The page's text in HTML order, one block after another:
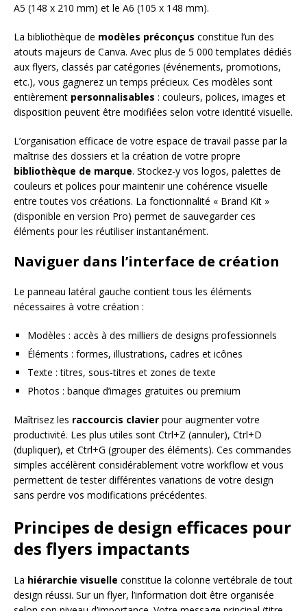
A5 (148 x 210 mm) et le A6 (105 x 148 mm).
La bibliothèque de modèles préconçus constitue l’un des
atouts majeurs de Canva. Avec plus de 5 000 templates dédiés
aux flyers, classés par catégories (événements, promotions,
etc.), vous gagnerez un temps précieux. Ces modèles sont
entièrement personnalisables : couleurs, polices, images et
disposition peuvent être modifiées selon votre identité visuelle.
L’organisation efficace de votre espace de travail passe par la
maîtrise des dossiers et la création de votre propre
bibliothèque de marque. Stockez-y vos logos, palettes de
couleurs et polices pour maintenir une cohérence visuelle
entre toutes vos créations. La fonctionnalité « Brand Kit »
(disponible en version Pro) permet de sauvegarder ces
éléments pour les réutiliser instantanément.
Naviguer dans l’interface de création
Le panneau latéral gauche contient tous les éléments
nécessaires à votre création :
Modèles : accès à des milliers de designs professionnels
Éléments : formes, illustrations, cadres et icônes
Texte : titres, sous-titres et zones de texte
Photos : banque d’images gratuites ou premium
Maîtrisez les raccourcis clavier pour augmenter votre
productivité. Les plus utiles sont Ctrl+Z (annuler), Ctrl+D
(dupliquer), et Ctrl+G (grouper des éléments). Ces commandes
simples accélèrent considérablement votre workflow et vous
permettent de tester différentes variations de votre design
sans perdre vos modifications précédentes.
Principes de design efficaces pour
des flyers impactants
La hiérarchie visuelle constitue la colonne vertébrale de tout
design réussi. Sur un flyer, l’information doit être organisée